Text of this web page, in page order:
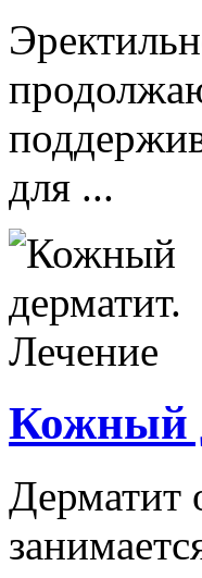
для ...
Кожный
Дерматит